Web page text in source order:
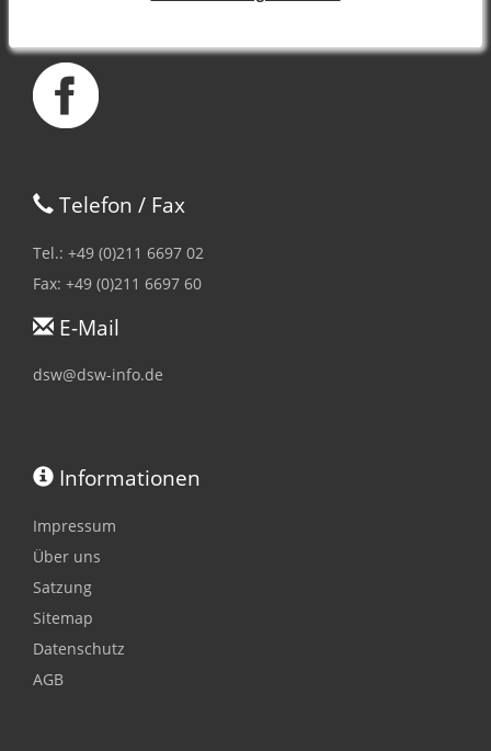
40468 Düsseldorf
Telefon / Fax
Tel.: +49 (0)211 6697 02
Fax: +49 (0)211 6697 60
E-Mail
dsw@dsw-info.de
Informationen
Impressum
Über uns
Satzung
Sitemap
Datenschutz
AGB